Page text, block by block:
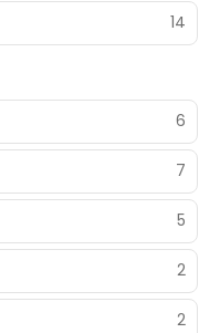
14
6
7
5
2
2